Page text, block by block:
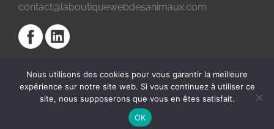
contact@laboutiquewebdesanimaux.com
2018 © La Boutique Web des Animaux | Réalisé par
Nous utilisons des cookies pour vous garantir la meilleure
expérience sur notre site web. Si vous continuez à utiliser ce
site, nous supposerons que vous en êtes satisfait.
OK